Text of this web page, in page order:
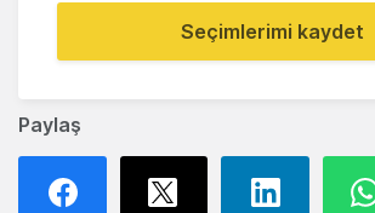
Paylaş
Seçimlerimi kaydet